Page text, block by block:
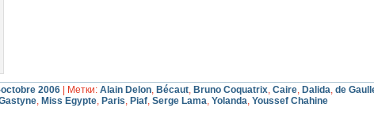
2006 Метки: Alain Delon, Bécaut, Bruno Coquatrix, Caire, Dalida, de
, Miss Egypte, Paris, Piaf, Serge Lama, Yolanda, Youssef Chahine